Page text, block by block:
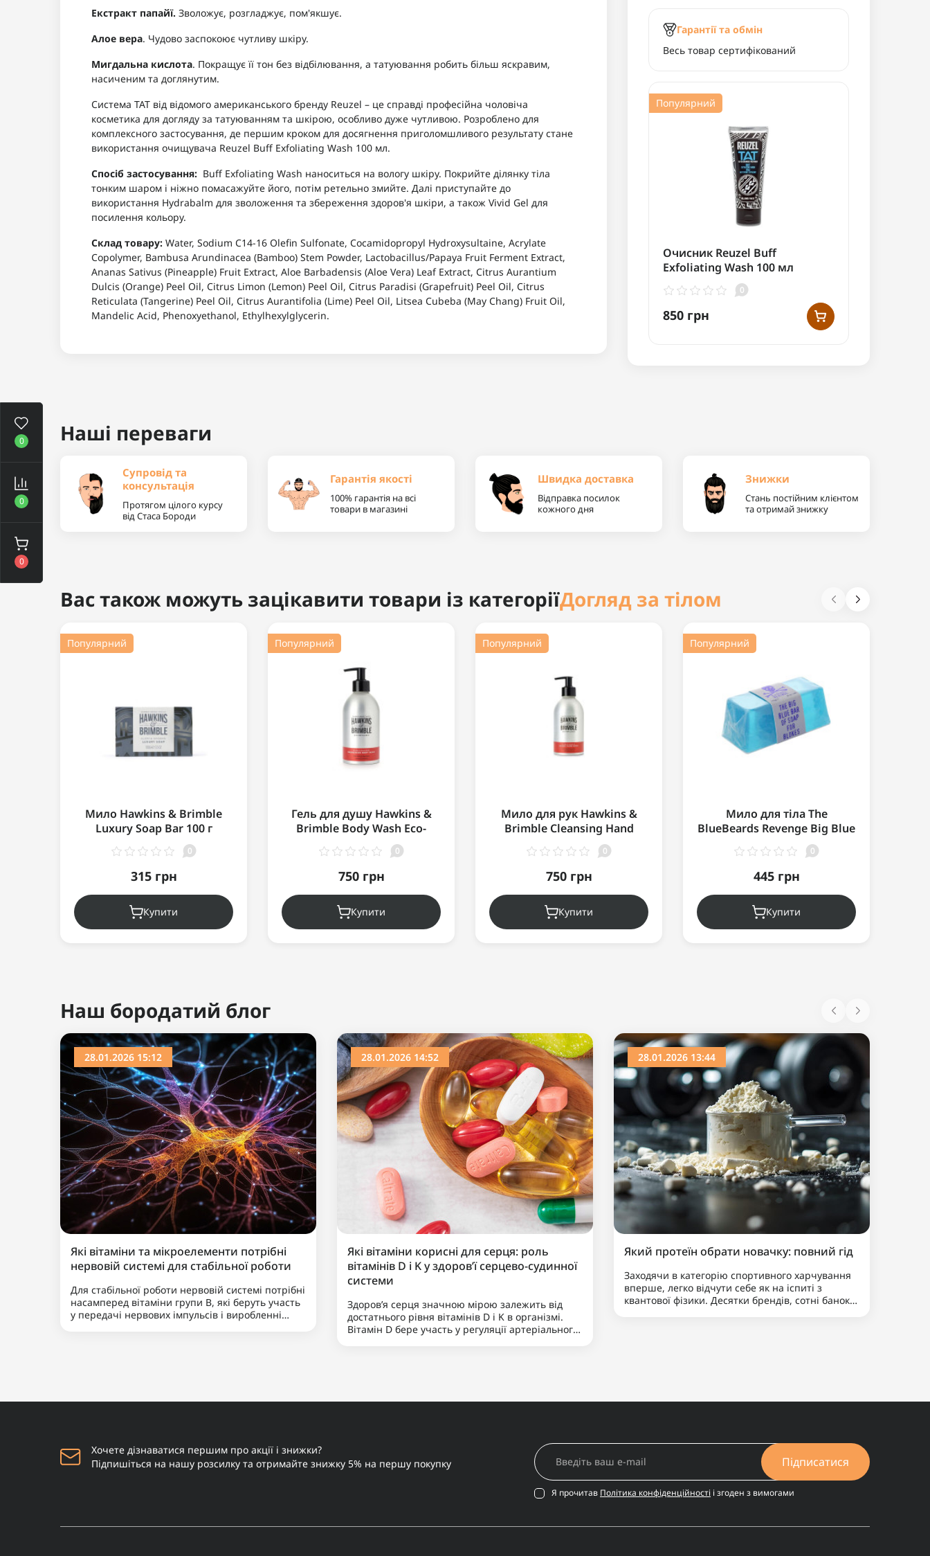
0
0
0
Екстракт папайї. Зволожує, розгладжує, пом'якшує.
Алое вера. Чудово заспокоює чутливу шкіру.
Мигдальна кислота. Покращує її тон без відбілювання, а татуювання робить більш яскравим,
насиченим та доглянутим.
Система ТАТ від відомого американського бренду Reuzel – це справді професійна чоловіча
косметика для догляду за татуюванням та шкірою, особливо дуже чутливою. Розроблено для
комплексного застосування, де першим кроком для досягнення приголомшливого результату стане
використання очищувача Reuzel Buff Exfoliating Wash 100 мл.
Спосіб застосування: Buff Exfoliating Wash наноситься на вологу шкіру. Покрийте ділянку тіла
тонким шаром і ніжно помасажуйте його, потім ретельно змийте. Далі приступайте до
використання Hydrabalm для зволоження та збереження здоров'я шкіри, а також Vivid Gel для
посилення кольору.
Склад товару: Water, Sodium C14-16 Olefin Sulfonate, Cocamidopropyl Hydroxysultaine, Acrylate
Copolymer, Bambusa Arundinacea (Bamboo) Stem Powder, Lactobacillus/Papaya Fruit Ferment Extract,
Ananas Sativus (Pineapple) Fruit Extract, Aloe Barbadensis (Aloe Vera) Leaf Extract, Citrus Aurantium
Dulcis (Orange) Peel Oil, Citrus Limon (Lemon) Peel Oil, Citrus Paradisi (Grapefruit) Peel Oil, Citrus
Reticulata (Tangerine) Peel Oil, Citrus Aurantifolia (Lime) Peel Oil, Litsea Cubeba (May Chang) Fruit Oil,
Mandelic Acid, Phenoxyethanol, Ethylhexylglycerin.
Гарантії та обмін
Весь товар сертифікований
Популярний
Очисник Reuzel Buff
Exfoliating Wash 100 мл
0
850 грн
Наші переваги
Супровід та
консультація
Протягом цілого курсу
від Стаса Бороди
Гарантія якості
100% гарантія на всі
товари в магазині
Швидка доставка
Відправка посилок
кожного дня
Знижки
Стань постійним клієнтом
та отримай знижку
Вас також можуть зацікавити товари із категоріїДогляд за тілом
Популярний
Мило Hawkins & Brimble
Luxury Soap Bar 100 г
0
315 грн
Купити
Популярний
Гель для душу Hawkins &
Brimble Body Wash Eco-
Refillable 300 мл
0
750 грн
Купити
Популярний
Мило для рук Hawkins &
Brimble Cleansing Hand
Wash Eco-Refillable 300 мл
0
750 грн
Купити
Популярний
Мило для тіла The
BlueBeards Revenge Big Blue
Bar of Soap for Blokes 175 г
0
445 грн
Купити
Ви дивилися
Популярний
Наш бородатий блог